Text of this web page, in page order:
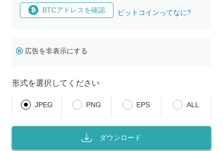
BTCアドレスを確認 ビットコインってなに?
広告を非表示にする
形式を選択してください
JPEG PNG EPS ALL
ダウンロード